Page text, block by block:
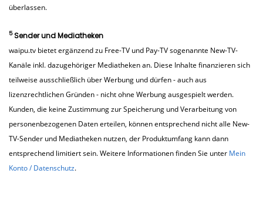
überlassen.
5Sender und Mediatheken
waipu.tv bietet ergänzend zu Free-TV und Pay-TV sogenannte New-TV-
Kanäle inkl. dazugehöriger Mediatheken an. Diese Inhalte finanzieren sich
teilweise ausschließlich über Werbung und dürfen - auch aus
lizenzrechtlichen Gründen - nicht ohne Werbung ausgespielt werden.
Kunden, die keine Zustimmung zur Speicherung und Verarbeitung von
personenbezogenen Daten erteilen, können entsprechend nicht alle New-
TV-Sender und Mediatheken nutzen, der Produktumfang kann dann
entsprechend limitiert sein. Weitere Informationen finden Sie unter Mein
Konto / Datenschutz.